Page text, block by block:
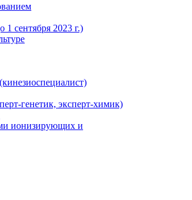
сентября 2023 г.)
генетик, эксперт-химик)
ионизирующих и